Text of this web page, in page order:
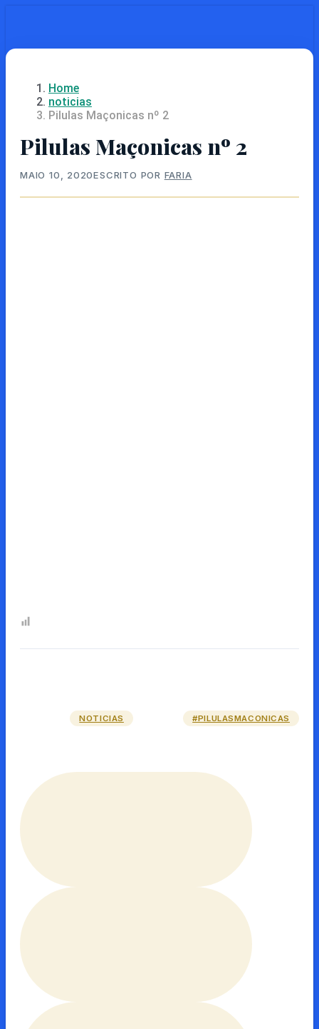
content
Home
noticias
Pilulas Maçonicas nº 2
Pilulas Maçonicas nº 2
MAIO 10, 2020ESCRITO POR FARIA
NOTICIAS #PILULASMACONICAS